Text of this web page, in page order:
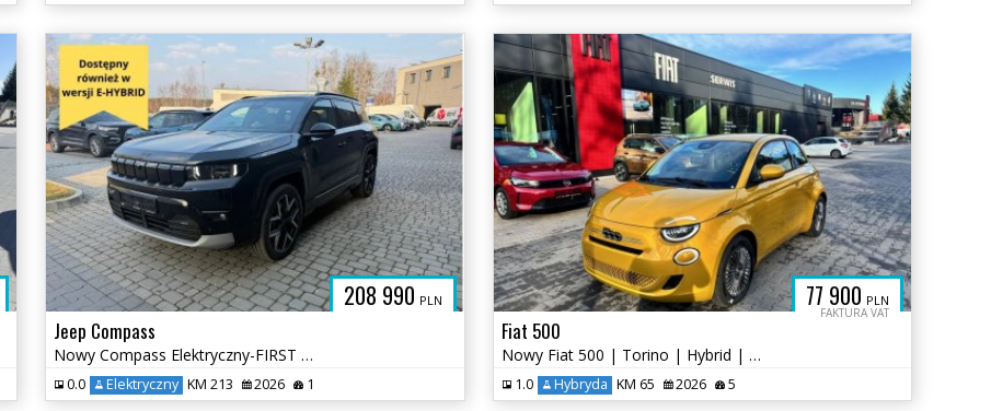
208 990 PLN
Jeep Compass
Nowy Compass Elektryczny-FIRST EDITION BEV eMotor 213 KM FWD
0.0 Elektryczny KM 213 2026 1
77 900 PLN
FAKTURA VAT
Fiat 500
Nowy Fiat 500 | Torino | Hybrid | 65KM | Metalik
1.0 Hybryda KM 65 2026 5